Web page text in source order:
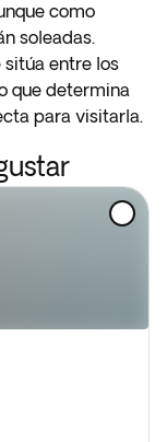
como
soleadas.
entre los
que determina
para visitarla.